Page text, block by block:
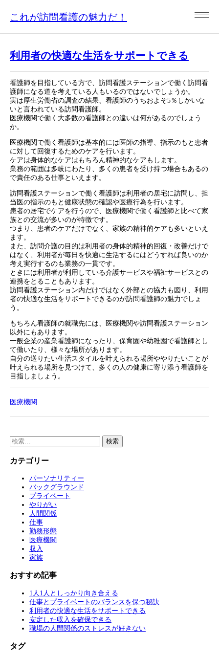
これが訪問看護の魅力だ！
利用者の快適な生活をサポートできる
看護師を目指している方で、訪問看護ステーションで働く訪問看
護師になる道を考えている人もいるのではないでしょうか。
実は厚生労働省の調査の結果、看護師のうちおよそ5％しかいな
いと言われている訪問看護師。
医療機関で働く大多数の看護師との違いは何があるのでしょう
か。
医療機関で働く看護師は基本的には医師の指導、指示のもと患者
に対して回復するためのケアを行います。
ケアは身体的なケアはもちろん精神的なケアもします。
業務の範囲は多岐にわたり、多くの患者を受け持つ場合もあるの
で責任のある仕事といえます。
訪問看護ステーションで働く看護師は利用者の居宅に訪問し、担
当医の指示のもと健康状態の確認や医療行為を行います。
患者の居宅でケアを行うので、医療機関で働く看護師と比べて家
族との交流が多いのが特徴です。
つまり、患者のケアだけでなく、家族の精神的ケアも多いといえ
ます。
また、訪問介護の目的は利用者の身体的精神的回復・改善だけで
はなく、利用者が毎日を快適に生活するにはどうすれば良いのか
考え実行するのも業務の一貫です。
ときには利用者が利用している介護サービスや福祉サービスとの
連携をとることもあります。
訪問看護ステーション内だけではなく外部との協力も図り、利用
者の快適な生活をサポートできるのが訪問看護師の魅力でしょ
う。
もちろん看護師の就職先には、医療機関や訪問看護ステーション
以外にもあります。
一般企業の産業看護師になったり、保育園や幼稚園で看護師とし
て働いたり、様々な場所があります。
自分の送りたい生活スタイルを叶えられる場所ややりたいことが
叶えられる場所を見つけて、多くの人の健康に寄り添う看護師を
目指しましょう。
医療機関
検
索:
カテゴリー
パーソナリティー
バックグラウンド
プライベート
やりがい
人間関係
仕事
勤務形態
医療機関
収入
家族
おすすめ記事
1人1人としっかり向き合える
仕事とプライベートのバランスを保つ秘訣
利用者の快適な生活をサポートできる
安定した収入を確保できる
職場の人間関係のストレスが好きない
タグ